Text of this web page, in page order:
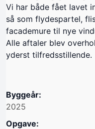
Vi har både fået lavet
så som flydespartel,
facademure til nye
Alle aftaler blev
yderst tilfredsstillende.
Byggeår:
2025
Opgave: